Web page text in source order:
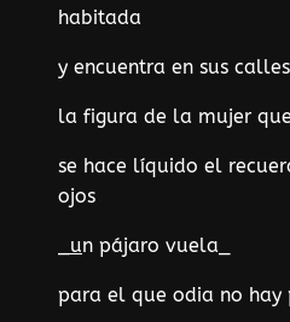
habitada
y encuentra en sus
la figura de la mujer
se hace líquido el
ojos
_un pájaro vuela_
para el que odia no hay